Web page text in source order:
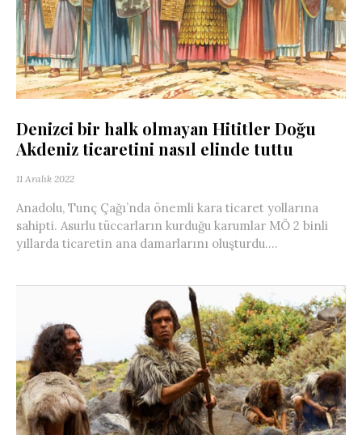
Denizci bir halk olmayan Hititler Doğu
Akdeniz ticaretini nasıl elinde tuttu
11 Aralık 2022
Anadolu, Tunç Çağı’nda önemli kara ticaret yollarına
sahipti. Asurlu tüccarların kurduğu karumlar MÖ 2 binli
yıllarda ticaretin ana damarlarını oluşturdu....